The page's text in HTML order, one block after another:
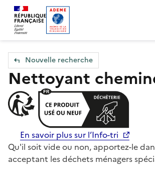
Accueil — Que Faire de mes objets
Nouvelle recherche
Nettoyant
En savoir plus sur l’Info-tri
Qu'il soit vide ou non, apportez-le
acceptant les déchets ménagers